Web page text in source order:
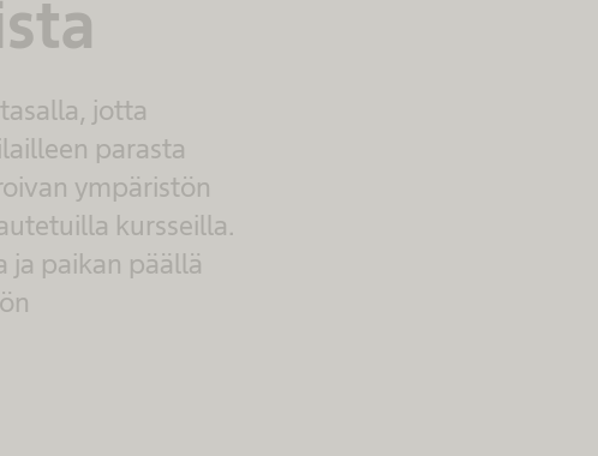
jotta
parasta
ympäristön
kursseilla.
ja paikan päällä